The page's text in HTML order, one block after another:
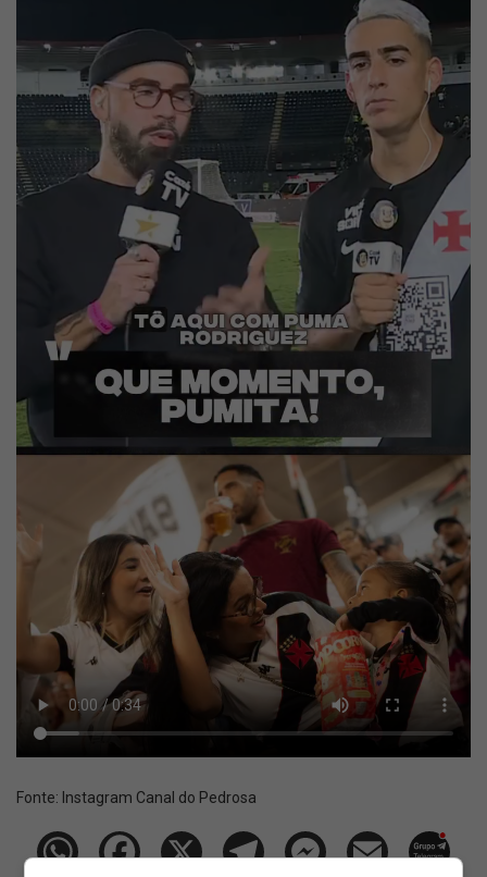
Fonte: Instagram Canal do Pedrosa